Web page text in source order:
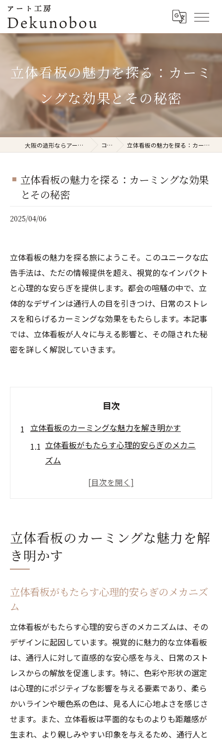
立体看板の魅力を探る：カーミ
ングな効果とその秘密
大阪の造形ならアート工房Dekunobou コラム 立体看板の魅力を探る：カーミングな効果とその秘密
立体看板の魅力を探る：カーミングな効果
とその秘密
2025/04/06
立体看板の魅力を探る旅にようこそ。このユニークな広
告手法は、ただの情報提供を超え、視覚的なインパクト
と心理的な安らぎを提供します。都会の喧騒の中で、立
体的なデザインは通行人の目を引きつけ、日常のストレ
スを和らげるカーミングな効果をもたらします。本記事
では、立体看板が人々に与える影響と、その隠された秘
密を詳しく解説していきます。
目次
立体看板のカーミングな魅力を解き明かす
立体看板がもたらす心理的安らぎのメカニ
ズム
視覚的要素が心に与える影響
都市環境での立体看板の重要性
カーミング効果がブランドに与える影響
視覚的インパクトが生む立体看板の魅力
クト
ブランドメッセージと視覚効果の融合
記憶に残るデザインの秘訣
視覚効果が集客に与える影響
立体看板が持つアート性
都会のストレスを和らげる立体看板の秘密
立体看板が日常生活に与える心理的影響
静けさを提供する看板のデザイン要素
立体看板のカーミングな魅力を解
き明かす
立体看板がもたらす心理的安らぎのメカニズ
ム
立体看板がもたらす心理的安らぎのメカニズムは、その
デザインに起因しています。視覚的に魅力的な立体看板
は、通行人に対して直感的な安心感を与え、日常のスト
レスからの解放を促進します。特に、色彩や形状の選定
は心理的にポジティブな影響を与える要素であり、柔ら
かいラインや暖色系の色は、見る人に心地よさを感じさ
せます。また、立体看板は平面的なものよりも距離感が
生まれ、より親しみやすい印象を与えるため、通行人と